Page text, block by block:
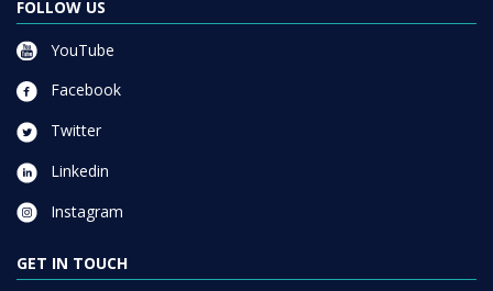
FOLLOW US
YouTube
Facebook
Twitter
Linkedin
Instagram
GET IN TOUCH